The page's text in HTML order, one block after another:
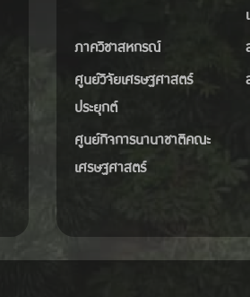
ภาควิชาสหกรณ์
ศูนย์วิจัยเศรษฐศาสตร์
ประยุกต์
ศูนย์กิจการนานาชาติคณะ
เศรษฐศาสตร์